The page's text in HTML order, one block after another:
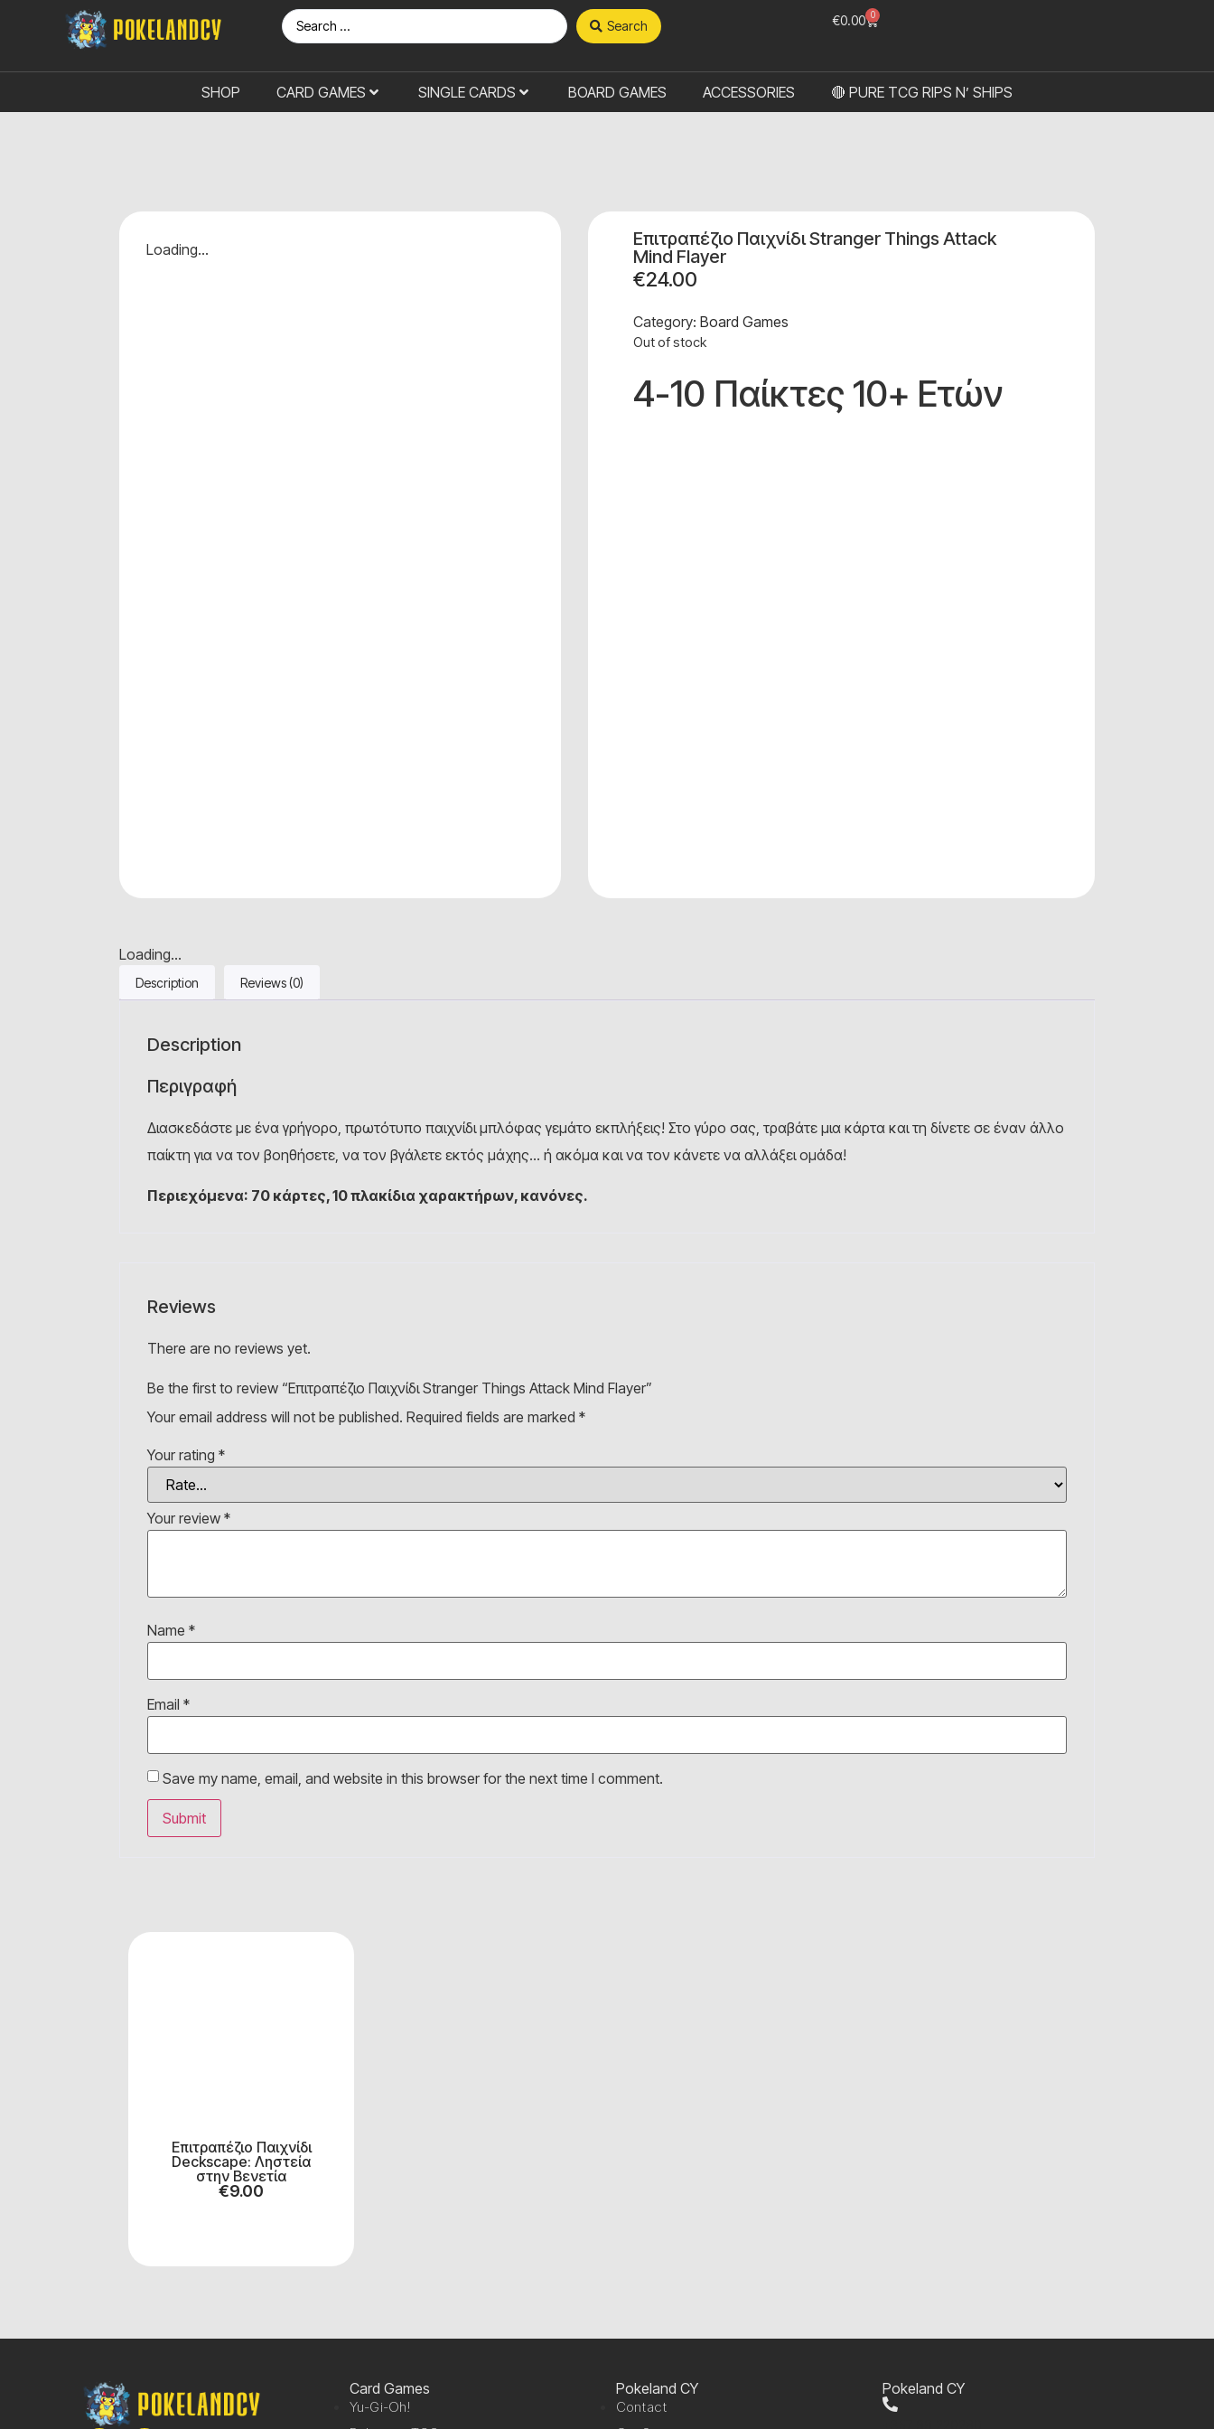
Search €0.00 0
SHOP CARD GAMES SINGLE CARDS BOARD GAMES ACCESSORIES 🔴 PURE TCG RIPS N’ SHIPS
Loading...
Επιτραπέζιο Παιχνίδι Stranger Things Attack
Mind Flayer
€24.00
Category:Board Games
Out of stock
4-10 Παίκτες 10+ Ετών
Loading...
Description Reviews (0)
Description
Περιγραφή
Διασκεδάστε με ένα γρήγορο, πρωτότυπο παιχνίδι μπλόφας γεμάτο εκπλήξεις! Στο γύρο σας, τραβάτε μια κάρτα και τη δίνετε σε έναν άλλο
παίκτη για να τον βοηθήσετε, να τον βγάλετε εκτός μάχης… ή ακόμα και να τον κάνετε να αλλάξει ομάδα!
Περιεχόμενα: 70 κάρτες, 10 πλακίδια χαρακτήρων, κανόνες.
Reviews
There are no reviews yet.
Be the first to review “Επιτραπέζιο Παιχνίδι Stranger Things Attack Mind Flayer”
Your email address will not be published. Required fields are marked *
Your rating *
Your review *
Name *
Email *
Save my name, email, and website in this browser for the next time I comment.
Επιτραπέζιο Παιχνίδι
Deckscape: Ληστεία
στην Βενετία
€9.00
Card Games
Yu-Gi-Oh!
Pokeland CY
Contact
Pokeland CY